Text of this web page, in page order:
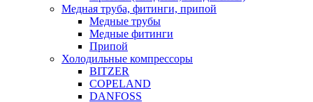
Медная труба, фитинги, припой
Медные трубы
Медные фитинги
Припой
Холодильные компрессоры
BITZER
COPELAND
DANFOSS